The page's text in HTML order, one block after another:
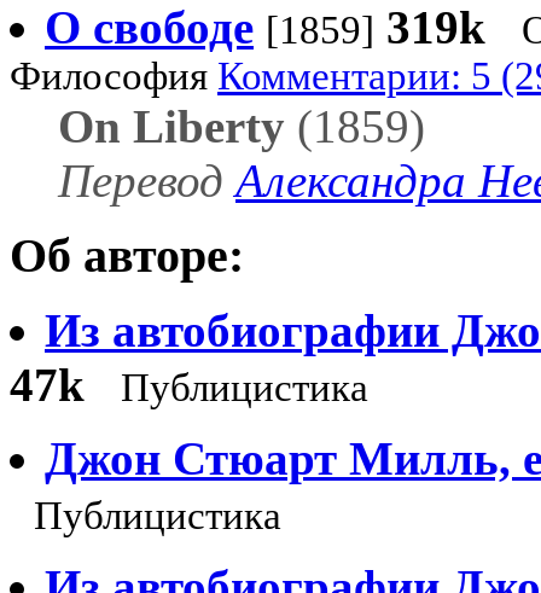
О свободе [1859] 319k
Философия Комментарии: 5
On Liberty (1859)
ПереводАлександра
Об авторе:
Из автобиографии
47k
Публицистика
Джон Стюарт Милль,
Публицистика